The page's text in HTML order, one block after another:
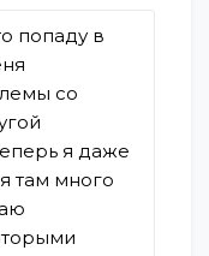
попаду в
со
я даже
там много